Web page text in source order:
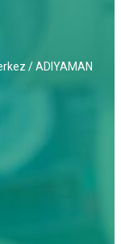
/ ADIYAMAN